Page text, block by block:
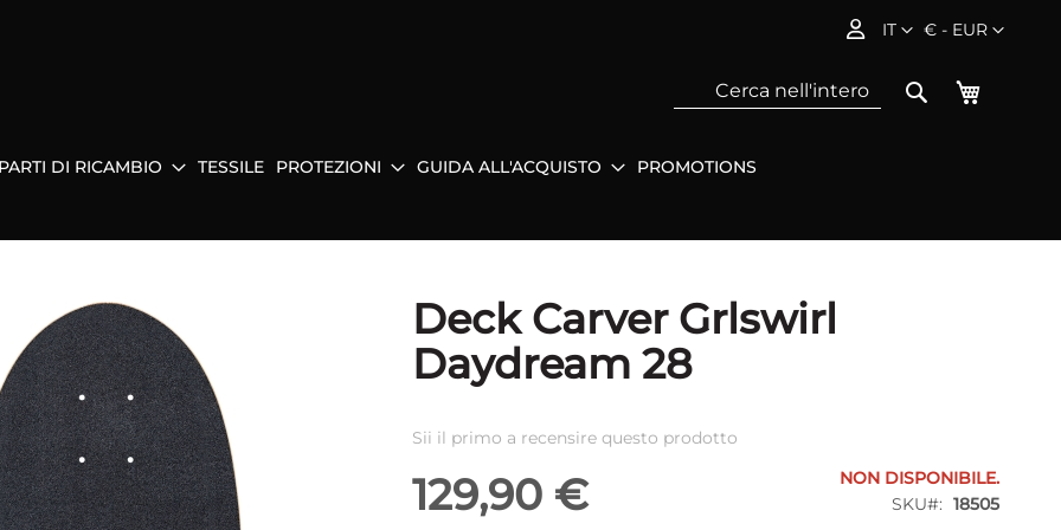
Valuta
€ - EUR
Lingua
IT
Carrello
Search
PARTI DI RICAMBIO TESSILE PROTEZIONI GUIDA ALL'ACQUISTO PROMOTIONS
Deck Carver Grlswirl
Daydream 28
Sii il primo a recensire questo prodotto
129,90 €
NON DISPONIBILE.
SKU
18505